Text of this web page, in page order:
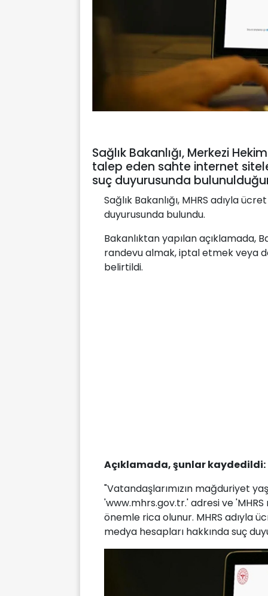
Sağlık Bakanlığı, Merkezi
talep eden sahte internet
suç duyurusunda
Sağlık Bakanlığı, MHRS adıyla
duyurusunda bulundu.
Bakanlıktan yapılan açıklamada,
randevu almak, iptal etmek veya
belirtildi.
Açıklamada, şunlar kaydedildi:
"Vatandaşlarımızın mağduriyet
'www.mhrs.gov.tr.' adresi ve
önemle rica olunur. MHRS adıyla
medya hesapları hakkında suç